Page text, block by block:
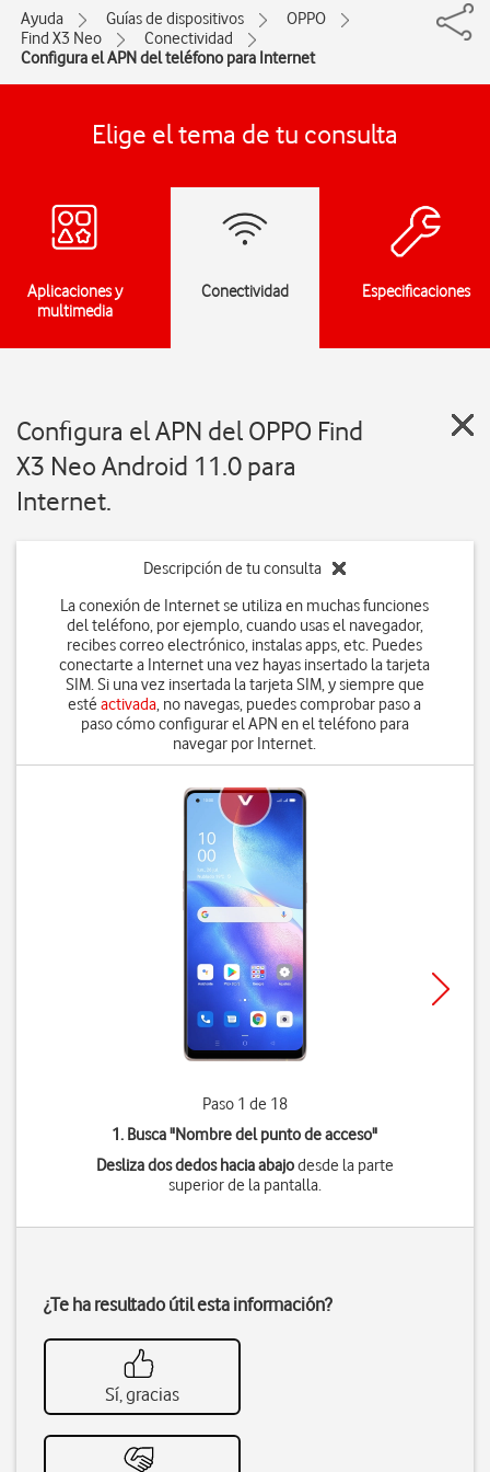
Ayuda Guías de dispositivos
OPPO
Find X3 Neo
Conectividad
Configura el APN del teléfono para Internet
Elige el tema de tu consulta
Aplicaciones y
multimedia
Conectividad Especificaciones
Configura el APN del OPPO Find
X3 Neo Android 11.0 para
Internet.
Descripción de tu consulta
La conexión de Internet se utiliza en muchas funciones
del teléfono, por ejemplo, cuando usas el navegador,
recibes correo electrónico, instalas apps, etc. Puedes
conectarte a Internet una vez hayas insertado la tarjeta
SIM. Si una vez insertada la tarjeta SIM, y siempre que
estéactivada, no navegas, puedes comprobar paso a
paso cómo configurar el APN en el teléfono para
navegar por Internet.
Paso 1 de 18
1. Busca "Nombre del punto de acceso"
Desliza dos dedos hacia abajodesde la parte
superior de la pantalla.
¿Te ha resultado útil esta información?
Sí, gracias